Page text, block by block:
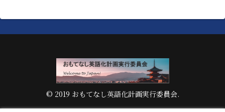
© 2019 おもてなし英語化計画実行委員会.